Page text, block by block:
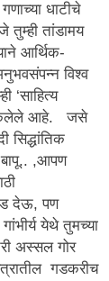
धाटीचे
तांडामय
आर्थिक-
विश्व
‘साहित्य
केलेले आहे. जसे
सिद्धांतिक
,आपण
देऊ, पण
येथे तुमच्या
अस्सल गोर
गडकरीच